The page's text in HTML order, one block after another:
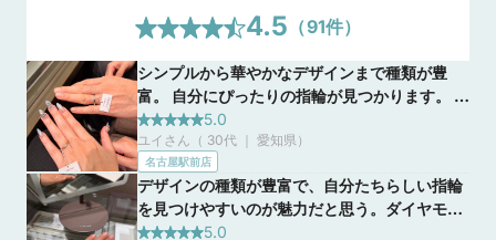
4.5 （91件）
シンプルから華やかなデザインまで種類が豊
富。 自分にぴったりの指輪が見つかります。 高
品質でありながら価格とのバランスも良い。 な
により充実したアフターサービスで長く安心し
て愛用できるブランドです。
5.0
ユイさん（ 30代 ｜ 愛知県）
名古屋駅前店
デザインの種類が豊富で、自分たちらしい指輪
を見つけやすいのが魅力だと思う。ダイヤモン
ドの品質や着け心地にもこだわっていて、ス
5.0